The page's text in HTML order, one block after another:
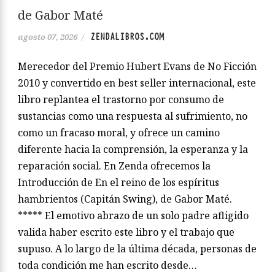
de Gabor Maté
agosto 07, 2026 / ZENDALIBROS.COM
Merecedor del Premio Hubert Evans de No Ficción
2010 y convertido en best seller internacional, este
libro replantea el trastorno por consumo de
sustancias como una respuesta al sufrimiento, no
como un fracaso moral, y ofrece un camino
diferente hacia la comprensión, la esperanza y la
reparación social. En Zenda ofrecemos la
Introducción de En el reino de los espíritus
hambrientos (Capitán Swing), de Gabor Maté.
***** El emotivo abrazo de un solo padre afligido
valida haber escrito este libro y el trabajo que
supuso. A lo largo de la última década, personas de
toda condición me han escrito desde…